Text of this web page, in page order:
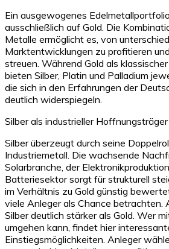
Ein ausgewogenes
ausschließlich auf Gold. Die
Metalle ermöglicht es, von
Marktentwicklungen zu profitieren
streuen. Während Gold als
bieten Silber, Platin und Palladium
die sich in den Erfahrungen der
deutlich widerspiegeln.
Silber als industrieller Hoffnungsträger
Silber überzeugt durch seine
Industriemetall. Die wachsende
Solarbranche, der
Batteriesektor sorgt für strukturell
im Verhältnis zu Gold günstig
viele Anleger als Chance betrachten.
Silber deutlich stärker als Gold. Wer
umgehen kann, findet hier
Einstiegsmöglichkeiten. Anleger